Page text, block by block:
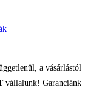
a vásárlástól
vállalunk! Garanciánk